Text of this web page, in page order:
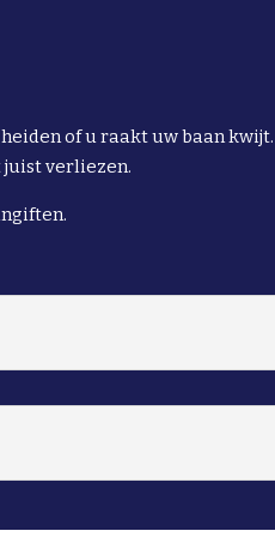
of u raakt uw baan kwijt.
juist verliezen.